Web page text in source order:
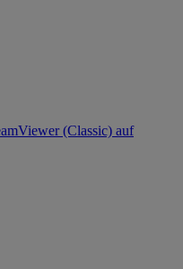
(Classic) auf